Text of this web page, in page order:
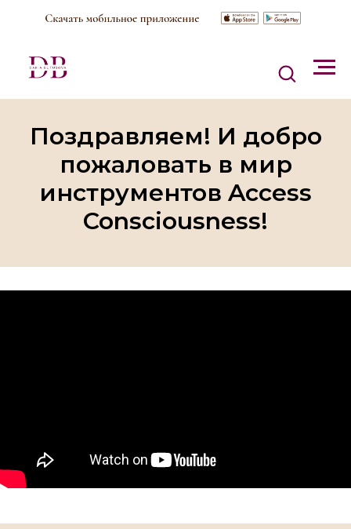
Поздравляем! И добро
пожаловать в мир
инструментов Access
Consciousness!